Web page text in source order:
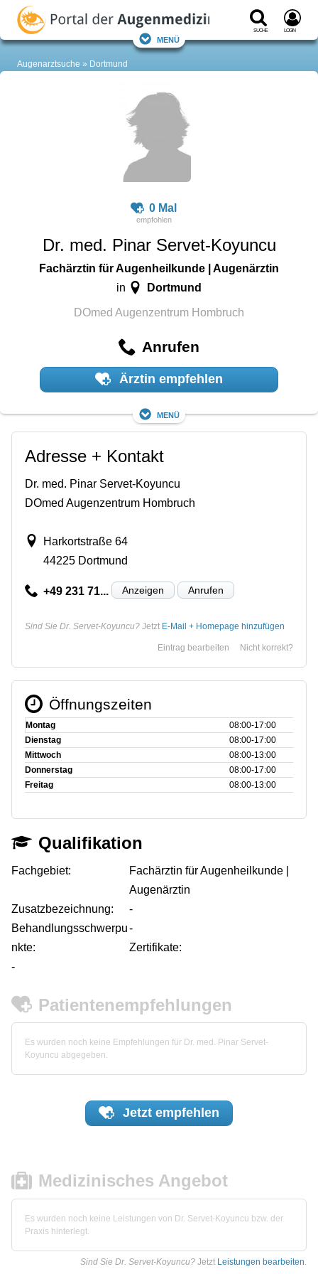
Suche Login
Menü
Augenarztsuche Dortmund
0 Mal
Dr. med. Pinar Servet-Koyuncu
Fachärztin für Augenheilkunde | Augenärztin
in Dortmund
DOmed Augenzentrum Hombruch
Anrufen
Ärztin empfehlen
Menü
Adresse + Kontakt
Dr. med. Pinar Servet-Koyuncu
DOmed Augenzentrum Hombruch
Harkortstraße 64
44225 Dortmund
+49 231 71... Anzeigen Anrufen
Sind Sie Dr. Servet-Koyuncu? Jetzt E-Mail + Homepage hinzufügen
Nicht korrekt?
Eintrag bearbeiten
Öffnungszeiten
Montag
08:00‑17:00
Dienstag
08:00‑17:00
Mittwoch
08:00‑13:00
Donnerstag
08:00‑17:00
Freitag
08:00‑13:00
Qualifikation
Fachgebiet:
Fachärztin für Augenheilkunde |
Augenärztin
Zusatzbezeichnung:
-
Behandlungsschwerpu
nkte:
-
Zertifikate:
-
Patientenempfehlungen
Es wurden noch keine Empfehlungen für Dr. med. Pinar Servet-
Koyuncu abgegeben.
Jetzt empfehlen
Medizinisches Angebot
Es wurden noch keine Leistungen von Dr. Servet-Koyuncu bzw. der
Praxis hinterlegt.
Sind Sie Dr. Servet-Koyuncu? Jetzt Leistungen bearbeiten.